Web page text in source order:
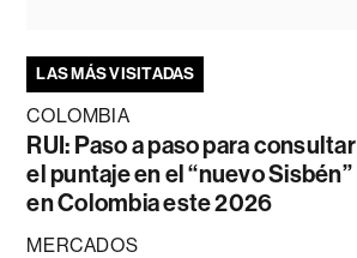
LAS MÁS VISITADAS
COLOMBIA
RUI: Paso a paso para consultar
el puntaje en el “nuevo Sisbén”
en Colombia este 2026
MERCADOS